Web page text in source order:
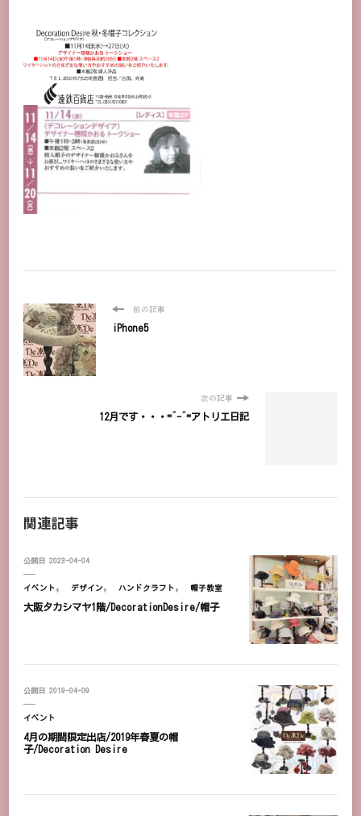
前の記事
iPhone5
次の記事
12月です・・・=^-^=アトリエ日記
関連記事
公開日 2023-04-04
イベント デザイン ハンドクラフト 帽子教室
大阪タカシマヤ1階/DecorationDesire/帽子
公開日 2019-04-09
イベント
4月の期間限定出店/2019年春夏の帽
子/Decoration Desire